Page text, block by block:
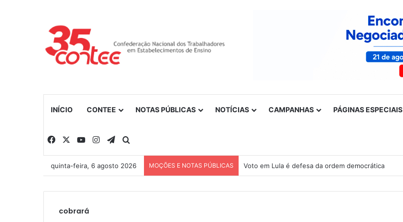
INÍCIO CONTEE NOTAS PÚBLICAS NOTÍCIAS CAMPANHAS PÁGINAS ESPECIAIS
Facebook YouTubeInstagramTelegram
quinta-feira, 6 agosto 2026 MOÇÕES E NOTAS PÚBLICAS Voto em Lula é defesa da ordem democrática
cobrará